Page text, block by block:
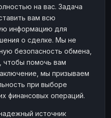
на вас. Задача
вам всю
информацию для
о сделке. Мы не
безопасность обмена,
чтобы помочь вам
мы призываем
при выборе
финансовых операций.
источник